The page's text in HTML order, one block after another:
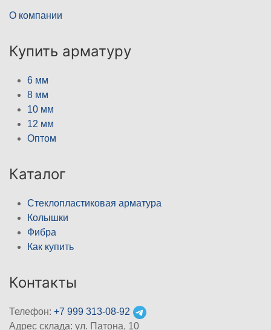
О компании
Купить арматуру
6 мм
8 мм
10 мм
12 мм
Оптом
Каталог
Стеклопластиковая арматура
Колышки
Фибра
Как купить
Контакты
Телефон: +7 999 313-08-92
Адрес склада: ул. Патона, 10